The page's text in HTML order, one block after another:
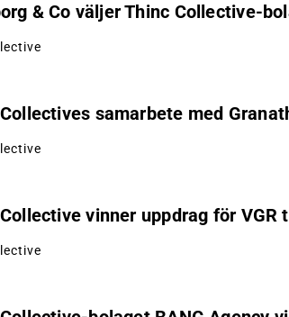
& Co väljer Thinc Collective-
samarbete med
vinner uppdrag för